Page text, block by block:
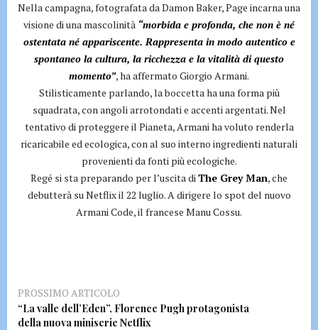
Nella campagna, fotografata da Damon Baker, Page incarna una
visione di una mascolinità “morbida e profonda, che non è né
ostentata né appariscente. Rappresenta in modo autentico e
spontaneo la cultura, la ricchezza e la vitalità di questo
momento”, ha affermato Giorgio Armani.
Stilisticamente parlando, la boccetta ha una forma più
squadrata, con angoli arrotondati e accenti argentati. Nel
tentativo di proteggere il Pianeta, Armani ha voluto renderla
ricaricabile ed ecologica, con al suo interno ingredienti naturali
provenienti da fonti più ecologiche.
Regé si sta preparando per l’uscita diThe Grey Man, che
debutterà su Netflix il 22 luglio. A dirigere lo spot del nuovo
Armani Code, il francese Manu Cossu.
PROSSIMO ARTICOLO
“La valle dell’Eden”, Florence Pugh protagonista
della nuova miniserie Netflix